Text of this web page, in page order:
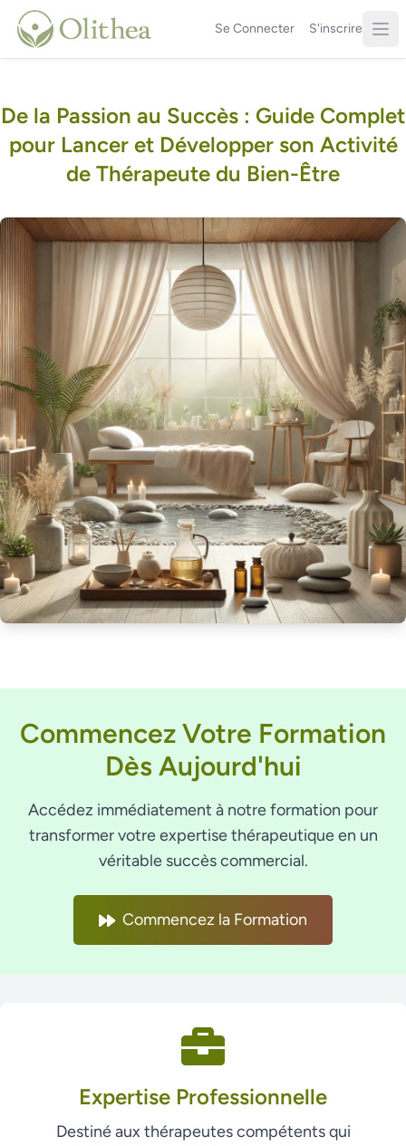
Se Connecter S'inscrire
De la Passion au Succès : Guide Complet
pour Lancer et Développer son Activité
de Thérapeute du Bien-Être
Commencez Votre Formation
Dès Aujourd'hui
Accédez immédiatement à notre formation pour
transformer votre expertise thérapeutique en un
véritable succès commercial.
Commencez la Formation
Expertise Professionnelle
Destiné aux thérapeutes compétents qui